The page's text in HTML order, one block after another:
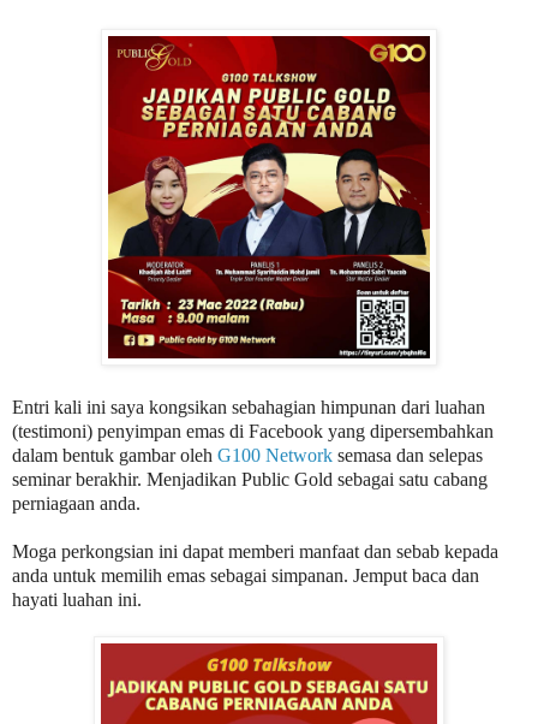
Entri kali ini saya kongsikan sebahagian himpunan dari luahan
(testimoni) penyimpan emas di Facebook yang dipersembahkan
dalam bentuk gambar oleh G100 Network semasa dan selepas
seminar berakhir. Menjadikan Public Gold sebagai satu cabang
perniagaan anda.
Moga perkongsian ini dapat memberi manfaat dan sebab kepada
anda untuk memilih emas sebagai simpanan. Jemput baca dan
hayati luahan ini.